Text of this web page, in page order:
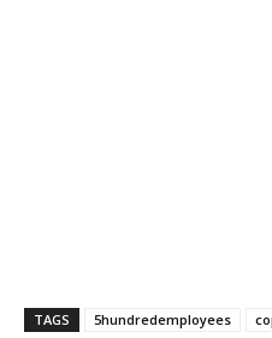
TAGS 5hundredemployees